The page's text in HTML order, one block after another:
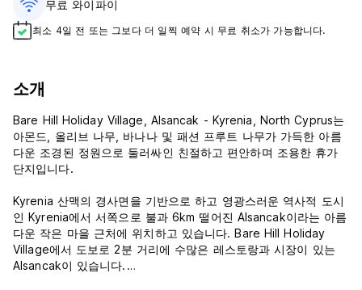
무료 와이파이
최소 4일 전 또는 그보다 더 일찍 예약 시 무료 취소가 가능합니다.
소개
Bare Hill Holiday Village, Alsancak - Kyrenia, North Cyprus는
아몬드, 올리브 나무, 바나나 및 패션 프루트 나무가 가득한 아름
다운 조경된 정원으로 둘러싸인 친절하고 편안하며 조용한 휴가
단지입니다.
Kyrenia 산맥의 경사면을 기반으로 하고 영광스러운 역사적 도시
인 Kyrenia에서 서쪽으로 불과 6km 떨어진 Alsancak이라는 아름
다운 작은 마을 근처에 위치하고 있습니다. Bare Hill Holiday
Village에서 도보로 2분 거리에 수많은 레스토랑과 시장이 있는
Alsancak이 있습니다.